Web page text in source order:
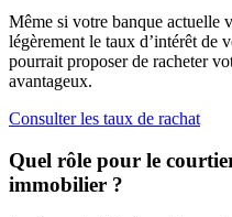
Même si votre banque actuelle
légèrement le taux d’intérêt de
pourrait proposer de racheter
avantageux.
Consulter les taux de rachat
Quel rôle pour le
immobilier ?